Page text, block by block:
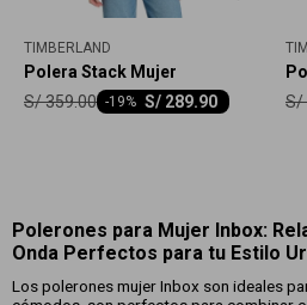
TIMBERLAND
Polera Stack Mujer
S/ 289.90
-19
S/359.00 S/
Polerones para Mujer Inbox:
Onda Perfectos para tu Estilo
Los polerones mujer Inbox son ideales